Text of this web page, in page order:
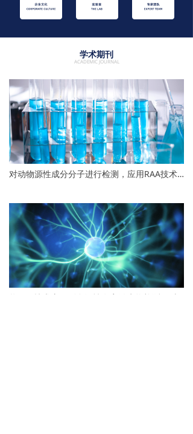
对动物源性成分分子进行检测，应用RAA技术15 min便可完成扩增检测
学术期刊
ACADEMIC JOURNAL